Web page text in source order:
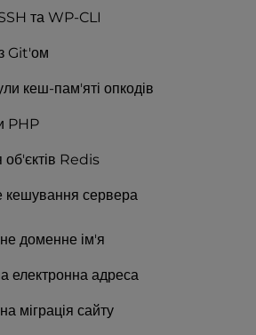
та WP-CLI
з Git'ом
кеш-пам'яті опкодів
PHP
Redis
кешування сервера
доменне ім'я
електронна адреса
міграція сайту